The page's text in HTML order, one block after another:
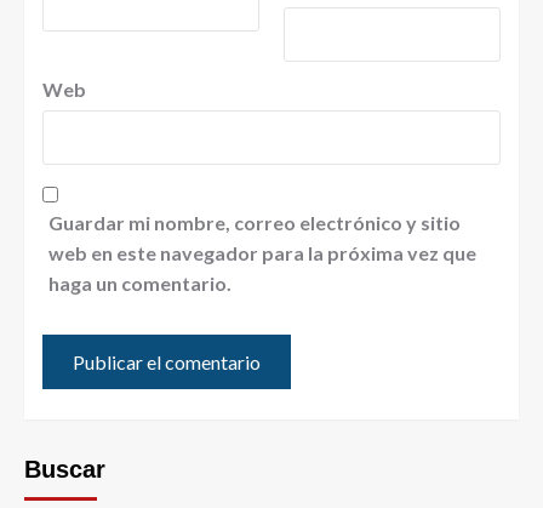
Web
Guardar mi nombre, correo electrónico y sitio
web en este navegador para la próxima vez que
haga un comentario.
Buscar